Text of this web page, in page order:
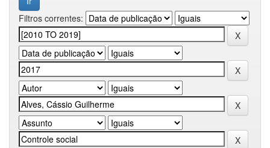
Filtros correntes: